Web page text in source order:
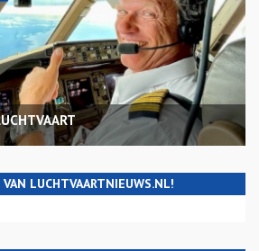
VAN LUCHTVAARTNIEUWS.NL!